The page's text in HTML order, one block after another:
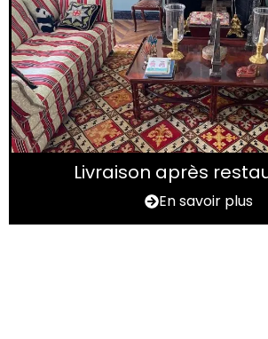
Livraison après
En savoir plus